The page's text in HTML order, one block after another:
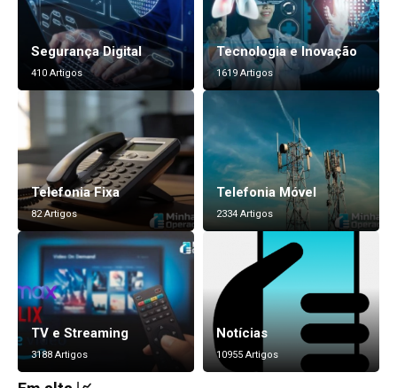
Segurança Digital
410 Artigos
Tecnologia e Inovação
1619 Artigos
Telefonia Fixa
82 Artigos
Telefonia Móvel
2334 Artigos
TV e Streaming
3188 Artigos
Notícias
10955 Artigos